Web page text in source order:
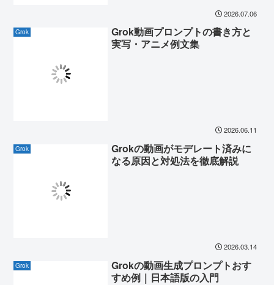
2026.07.06
Grok
Grok動画プロンプトの書き方と
実写・アニメ例文集
2026.06.11
Grok
Grokの動画がモデレート済みに
なる原因と対処法を徹底解説
2026.03.14
Grok
Grokの動画生成プロンプトおす
すめ例｜日本語版の入門